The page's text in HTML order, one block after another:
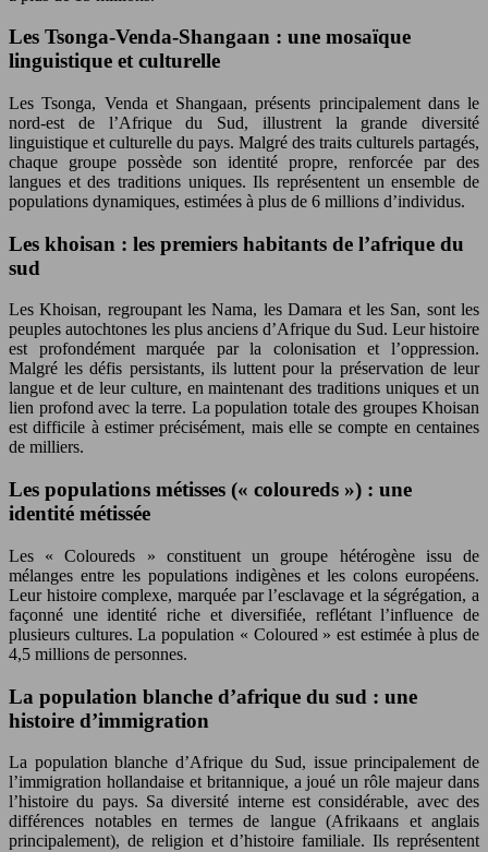
Les Tsonga-Venda-Shangaan : une mosaïque
linguistique et culturelle
Les Tsonga, Venda et Shangaan, présents principalement dans le
nord-est de l’Afrique du Sud, illustrent la grande diversité
linguistique et culturelle du pays. Malgré des traits culturels partagés,
chaque groupe possède son identité propre, renforcée par des
langues et des traditions uniques. Ils représentent un ensemble de
populations dynamiques, estimées à plus de 6 millions d’individus.
Les khoisan : les premiers habitants de l’afrique du
sud
Les Khoisan, regroupant les Nama, les Damara et les San, sont les
peuples autochtones les plus anciens d’Afrique du Sud. Leur histoire
est profondément marquée par la colonisation et l’oppression.
Malgré les défis persistants, ils luttent pour la préservation de leur
langue et de leur culture, en maintenant des traditions uniques et un
lien profond avec la terre. La population totale des groupes Khoisan
est difficile à estimer précisément, mais elle se compte en centaines
de milliers.
Les populations métisses (« coloureds ») : une
identité métissée
Les « Coloureds » constituent un groupe hétérogène issu de
mélanges entre les populations indigènes et les colons européens.
Leur histoire complexe, marquée par l’esclavage et la ségrégation, a
façonné une identité riche et diversifiée, reflétant l’influence de
plusieurs cultures. La population « Coloured » est estimée à plus de
4,5 millions de personnes.
La population blanche d’afrique du sud : une
histoire d’immigration
La population blanche d’Afrique du Sud, issue principalement de
l’immigration hollandaise et britannique, a joué un rôle majeur dans
l’histoire du pays. Sa diversité interne est considérable, avec des
différences notables en termes de langue (Afrikaans et anglais
principalement), de religion et d’histoire familiale. Ils représentent